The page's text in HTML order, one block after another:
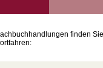
finden Sie